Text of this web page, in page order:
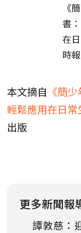
《
書
在
時
本文摘自 《簡
輕鬆應用在日常
出版
更多新聞報
譚敦慈：